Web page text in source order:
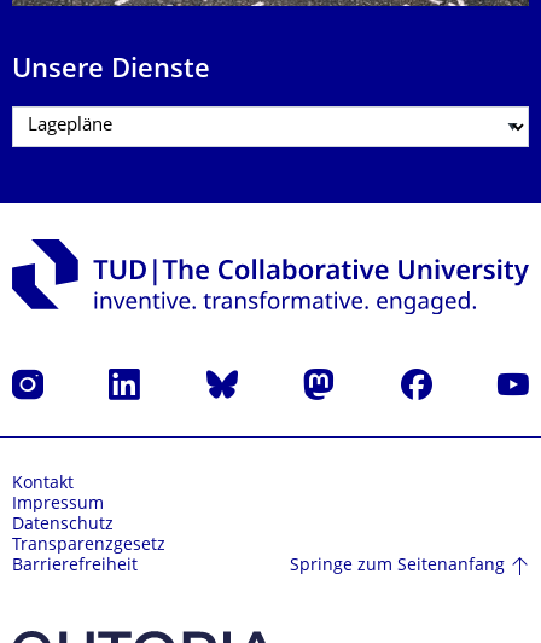
Unsere Dienste
Instagram LinkedIn Bluesky Mastodon Facebook
Kontakt
Impressum
Datenschutz
Transparenzgesetz
Barrierefreiheit
Springe zum Seitenanfang